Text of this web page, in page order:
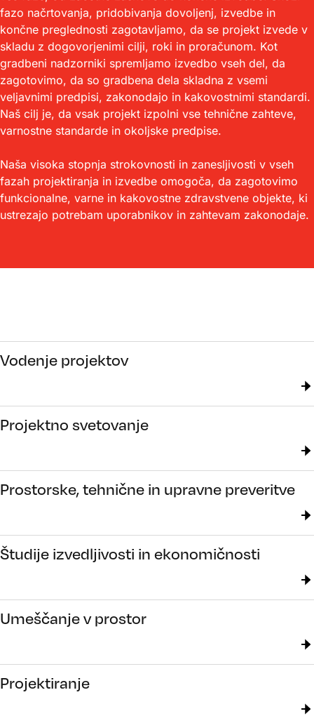
fazo načrtovanja, pridobivanja dovoljenj, izvedbe in
končne preglednosti zagotavljamo, da se projekt izvede v
skladu z dogovorjenimi cilji, roki in proračunom. Kot
gradbeni nadzorniki spremljamo izvedbo vseh del, da
zagotovimo, da so gradbena dela skladna z vsemi
veljavnimi predpisi, zakonodajo in kakovostnimi standardi.
Naš cilj je, da vsak projekt izpolni vse tehnične zahteve,
varnostne standarde in okoljske predpise.
Naša visoka stopnja strokovnosti in zanesljivosti v vseh
fazah projektiranja in izvedbe omogoča, da zagotovimo
funkcionalne, varne in kakovostne zdravstvene objekte, ki
ustrezajo potrebam uporabnikov in zahtevam zakonodaje.
Vodenje projektov
Projektno svetovanje
Prostorske, tehnične in upravne preveritve
Študije izvedljivosti in ekonomičnosti
Umeščanje v prostor
Projektiranje